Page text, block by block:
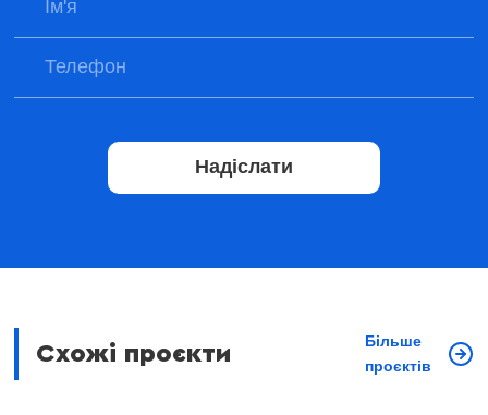
Надіслати
Схожі проєкти
Більше
проєктів